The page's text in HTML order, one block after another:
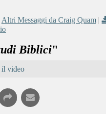
Altri Messaggi da Craig Quam |
Biblici"
il video